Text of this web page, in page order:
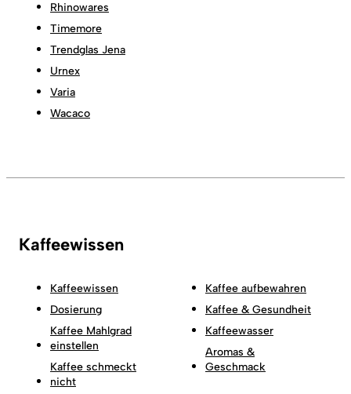
Rhinowares
Timemore
Trendglas Jena
Urnex
Varia
Wacaco
Kaffeewissen
Kaffeewissen
Dosierung
Kaffee Mahlgrad
einstellen
Kaffee schmeckt
nicht
Kaffee aufbewahren
Kaffee & Gesundheit
Kaffeewasser
Aromas &
Geschmack